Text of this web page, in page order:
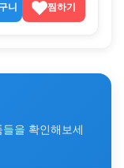
니 찜하기
을 확인해보세